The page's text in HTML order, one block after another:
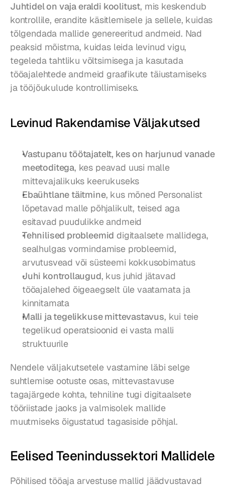
Juhtidel on vaja eraldi koolitust, mis keskendub
kontrollile, erandite käsitlemisele ja sellele, kuidas
tõlgendada mallide genereeritud andmeid. Nad
peaksid mõistma, kuidas leida levinud vigu,
tegeleda tahtliku võltsimisega ja kasutada
tööajalehtede andmeid graafikute täiustamiseks
ja tööjõukulude kontrollimiseks.
Levinud Rakendamise Väljakutsed
Vastupanu töötajatelt, kes on harjunud vanade
meetoditega, kes peavad uusi malle
mittevajalikuks keerukuseks
Ebaühtlane täitmine, kus mõned Personalist
lõpetavad malle põhjalikult, teised aga
esitavad puudulikke andmeid
Tehnilised probleemid digitaalsete mallidega,
sealhulgas vormindamise probleemid,
arvutusvead või süsteemi kokkusobimatus
Juhi kontrollaugud, kus juhid jätavad
tööajalehed õigeaegselt üle vaatamata ja
kinnitamata
Malli ja tegelikkuse mittevastavus, kui teie
tegelikud operatsioonid ei vasta malli
struktuurile
Nendele väljakutsetele vastamine läbi selge
suhtlemise ootuste osas, mittevastavuse
tagajärgede kohta, tehniline tugi digitaalsete
tööriistade jaoks ja valmisolek mallide
muutmiseks õigustatud tagasiside põhjal.
Eelised Teenindussektori Mallidele
Põhilised tööaja arvestuse mallid jäädvustavad